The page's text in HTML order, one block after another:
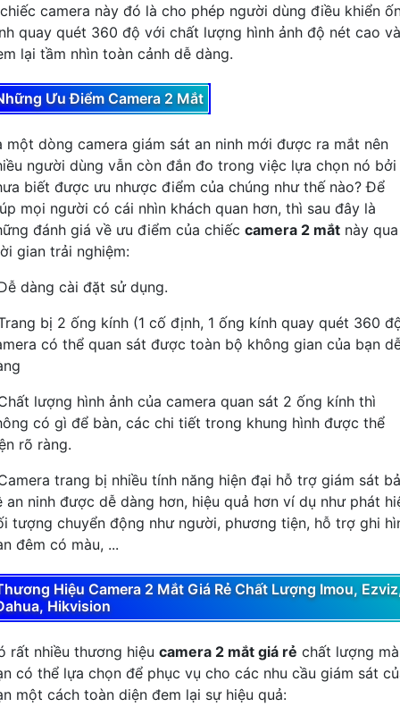
camera này đó là cho phép người dùng điều khiển
quay quét 360 độ với chất lượng hình ảnh độ nét cao và
lại tầm nhìn toàn cảnh dễ dàng.
Ưu Điểm Camera 2 Mắt
một dòng camera giám sát an ninh mới được ra mắt nên
người dùng vẫn còn đắn đo trong việc lựa chọn nó bởi
biết được ưu nhược điểm của chúng như thế nào? Để
mọi người có cái nhìn khách quan hơn, thì sau đây là
đánh giá về ưu điểm của chiếc camera 2 mắt này qua
gian trải nghiệm:
dàng cài đặt sử dụng.
bị 2 ống kính (1 cố định, 1 ống kính quay quét 360
có thể quan sát được toàn bộ không gian của bạn
lượng hình ảnh của camera quan sát 2 ống kính thì
có gì để bàn, các chi tiết trong khung hình được thể
rõ ràng.
trang bị nhiều tính năng hiện đại hỗ trợ giám sát
an ninh được dễ dàng hơn, hiệu quả hơn ví dụ như phát
tượng chuyển động như người, phương tiện, hỗ trợ ghi
đêm có màu, ...
Hiệu Camera 2 Mắt Giá Rẻ Chất Lượng Imou,
Hikvision
rất nhiều thương hiệu camera 2 mắt giá rẻ chất lượng mà
có thể lựa chọn để phục vụ cho các nhu cầu giám sát
một cách toàn diện đem lại sự hiệu quả: